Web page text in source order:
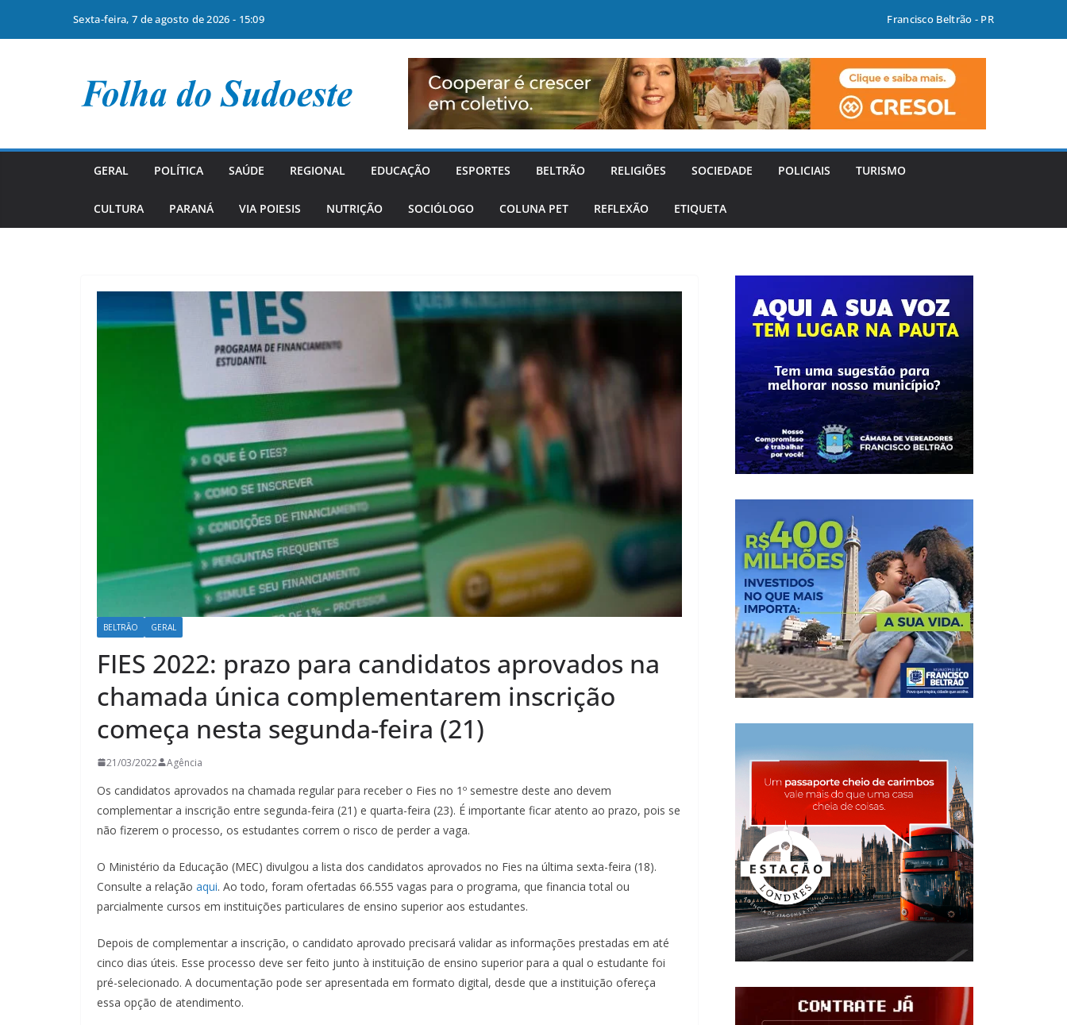
Sexta-feira, 7 de agosto de 2026 - 15:09 Francisco Beltrão - PR
GERAL POLÍTICA SAÚDE REGIONAL EDUCAÇÃO ESPORTES BELTRÃO RELIGIÕES SOCIEDADE POLICIAIS TURISMO
CULTURA PARANÁ VIA POIESIS NUTRIÇÃO SOCIÓLOGO COLUNA PET REFLEXÃO ETIQUETA
BELTRÃO GERAL
FIES 2022: prazo para candidatos aprovados na
chamada única complementarem inscrição
começa nesta segunda-feira (21)
21/03/2022 Agência
Os candidatos aprovados na chamada regular para receber o Fies no 1º semestre deste ano devem
complementar a inscrição entre segunda-feira (21) e quarta-feira (23). É importante ficar atento ao prazo, pois se
não fizerem o processo, os estudantes correm o risco de perder a vaga.
O Ministério da Educação (MEC) divulgou a lista dos candidatos aprovados no Fies na última sexta-feira (18).
Consulte a relação aqui. Ao todo, foram ofertadas 66.555 vagas para o programa, que financia total ou
parcialmente cursos em instituições particulares de ensino superior aos estudantes.
Depois de complementar a inscrição, o candidato aprovado precisará validar as informações prestadas em até
cinco dias úteis. Esse processo deve ser feito junto à instituição de ensino superior para a qual o estudante foi
pré-selecionado. A documentação pode ser apresentada em formato digital, desde que a instituição ofereça
essa opção de atendimento.